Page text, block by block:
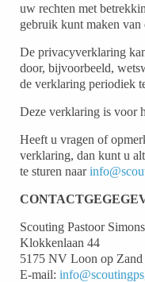
uw rechten met
gebruik kunt maken van
De privacyverklaring
door, bijvoorbeeld,
de verklaring periodiek
Deze verklaring is voor
Heeft u vragen of
verklaring, dan kunt u
te sturen naar
Scouting Pastoor
Klokkenlaan 44
5175 NV Loon op
E-mail: